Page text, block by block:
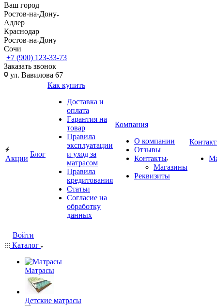
Ваш город
Ростов-на-Дону
Адлер
Краснодар
Ростов-на-Дону
Сочи
+7 (900) 123-33-73
Заказать звонок
ул. Вавилова 67
Акции
Блог
Как купить
Доставка и
оплата
Гарантия на
товар
Правила
эксплуатации
и уход за
матрасом
Правила
кредитования
Статьи
Согласие на
обработку
данных
Компания
О компании
Отзывы
Контакты
Магазины
Реквизиты
Войти
Каталог
Матрасы
Детские матрасы